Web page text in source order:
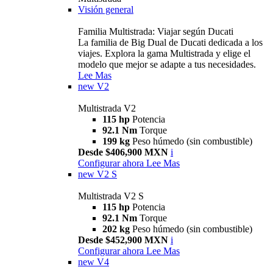
Visión general
Familia Multistrada: Viajar según Ducati
La familia de Big Dual de Ducati dedicada a los
viajes. Explora la gama Multistrada y elige el
modelo que mejor se adapte a tus necesidades.
Lee Mas
new V2
Multistrada V2
115 hp Potencia
92.1 Nm Torque
199 kg Peso húmedo (sin combustible)
Desde $406,900 MXN i
Configurar ahora Lee Mas
new V2 S
Multistrada V2 S
115 hp Potencia
92.1 Nm Torque
202 kg Peso húmedo (sin combustible)
Desde $452,900 MXN i
Configurar ahora Lee Mas
new V4